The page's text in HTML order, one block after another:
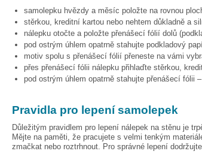
samolepku hvězdy a měsíc položte na rovnou
stěrkou, kreditní kartou nebo nehtem důkladně a
nálepku otočte a položte přenášecí fólií dolů
pod ostrým úhlem opatrně stahujte podkladový
motiv spolu s přenášecí fólií přeneste na vámi
přes přenášecí fólii nálepku přihlaďte stěrkou,
pod ostrým úhlem opatrně stahujte přenášecí fólii
Pravidla pro lepení samolepek
Důležitým pravidlem pro lepení nálepek na stěnu je
Mějte na paměti, že pracujete s velmi tenkým
zmačkat nebo roztrhnout. Pro správné lepení